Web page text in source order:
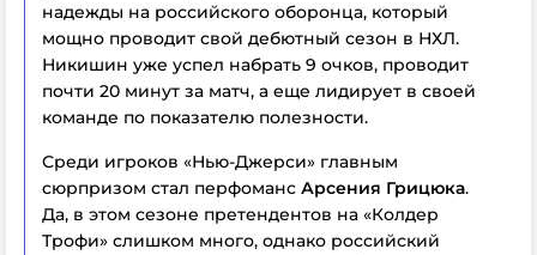
надежды на российского оборонца, который
мощно проводит свой дебютный сезон в НХЛ.
Никишин уже успел набрать 9 очков, проводит
почти 20 минут за матч, а еще лидирует в своей
команде по показателю полезности.
Среди игроков «Нью-Джерси» главным
сюрпризом стал перфоманс Арсения Грицюка.
Да, в этом сезоне претендентов на «Колдер
Трофи» слишком много, однако российский